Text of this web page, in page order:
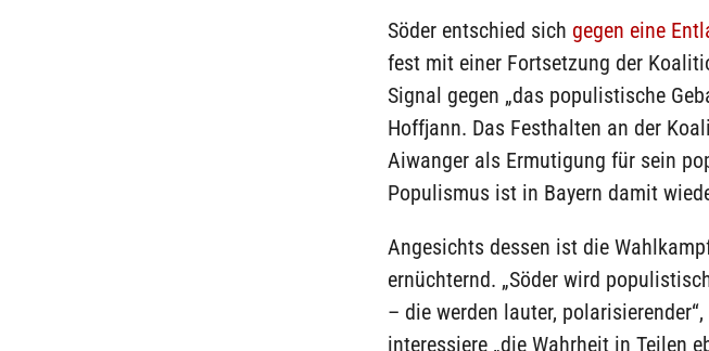
Söder entschied sich gegen eine
fest mit einer Fortsetzung der
Signal gegen „das populistische
Hoffjann. Das Festhalten an der
Aiwanger als Ermutigung für sein
Populismus ist in Bayern damit
Angesichts dessen ist die
ernüchternd. „Söder wird
– die werden lauter,
interessiere „die Wahrheit in Teilen